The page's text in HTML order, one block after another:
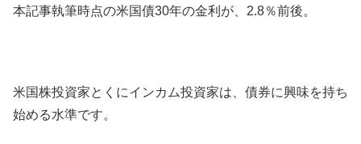
本記事執筆時点の米国債30年の金利が、2.8％前後。
米国株投資家とくにインカム投資家は、債券に興味を持ち
始める水準です。